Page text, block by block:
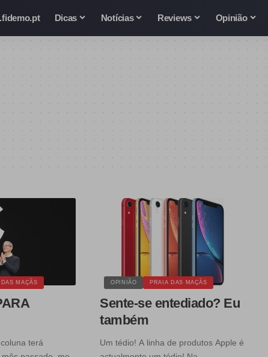
Dicas Notícias Reviews Opinião
MAÇÃS
terá
OPINIÃO PRAIA DAS MAÇÃS
Sente-se entediado? Eu
também
Um tédio! A linha de produtos Apple é